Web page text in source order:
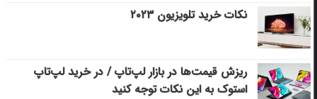
نکات خرید تلویزیون ۲۰۲۳
ریزش قیمت‌ها در بازار لپ‌تاپ / در خرید لپ‌تاپ
استوک به این نکات توجه کنید